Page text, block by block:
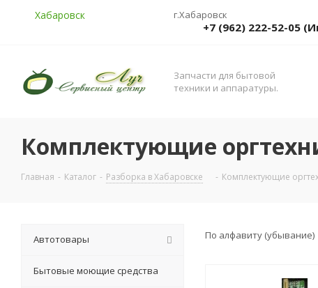
Хабаровск г.Хабаровск
+7 (962) 222-52-05
Запчасти для бытовой
техники и аппаратуры.
Комплектующие
Главная - Каталог - Разборка в Хабаровске - Комплектующие
По алфавиту (убывание)
Автотовары
Бытовые моющие средства